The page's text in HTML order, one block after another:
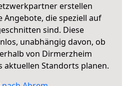
erstellen
die speziell auf
sind. Diese
unabhängig davon, ob
von Dirmerzheim
aktuellen Standorts planen.